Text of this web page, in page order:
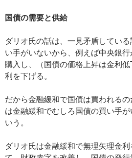
国債の需要と供給
ダリオ氏の話は、一見矛盾してい
い手がいないから、例えば中央銀
購入し、（国債の価格上昇は金利
利を下げる。
だから金融緩和で国債は買われる
は金融緩和でむしろ国債の買い手
いう。
ダリオ氏は金融緩和で無理矢理金利